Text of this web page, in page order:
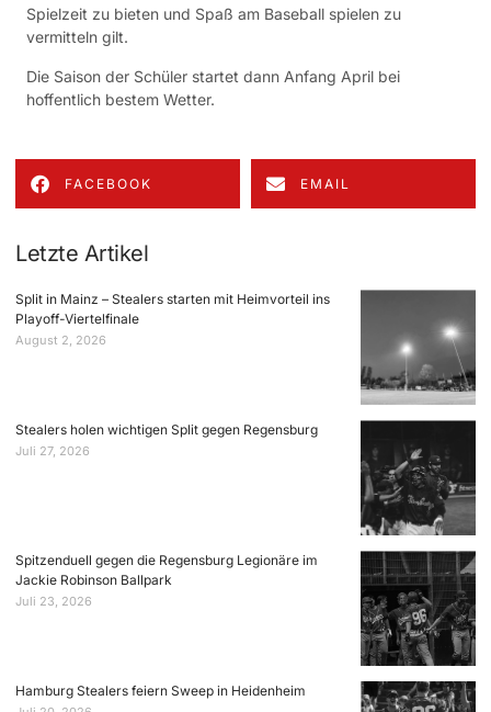
Spielzeit zu bieten und Spaß am Baseball spielen zu
vermitteln gilt.
Die Saison der Schüler startet dann Anfang April bei
hoffentlich bestem Wetter.
FACEBOOK EMAIL
Letzte Artikel
Split in Mainz – Stealers starten mit Heimvorteil ins
Playoff-Viertelfinale
August 2, 2026
Stealers holen wichtigen Split gegen Regensburg
Juli 27, 2026
Spitzenduell gegen die Regensburg Legionäre im
Jackie Robinson Ballpark
Juli 23, 2026
Hamburg Stealers feiern Sweep in Heidenheim